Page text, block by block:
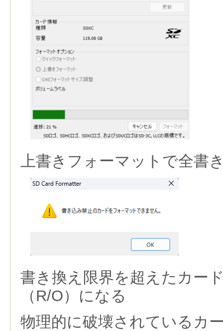
上書きフォーマットで全書
書き換え限界を超えたカー
（R/O）になる
物理的に破壊されているカ